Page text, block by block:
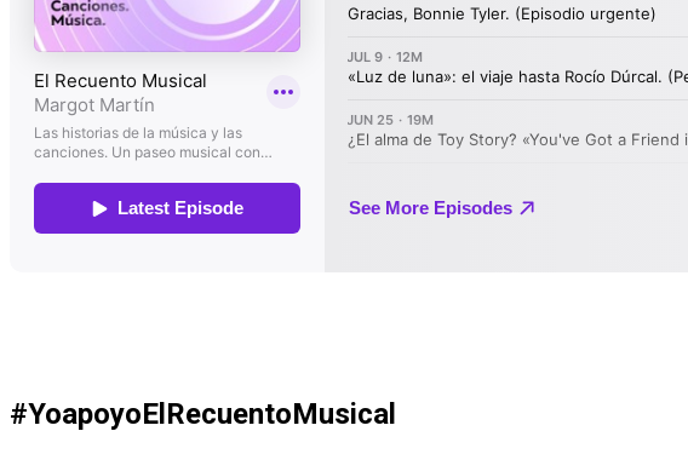
#YoapoyoElRecuentoMusical